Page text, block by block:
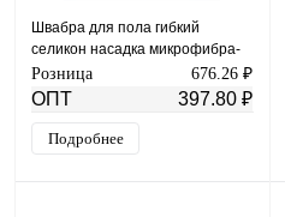
Швабра для пола гибкий
селикон насадка микрофибра-
лапша.DB-1. Код:00-00004598
Розница 676.26 ₽
ОПТ 397.80 ₽
Подробнее